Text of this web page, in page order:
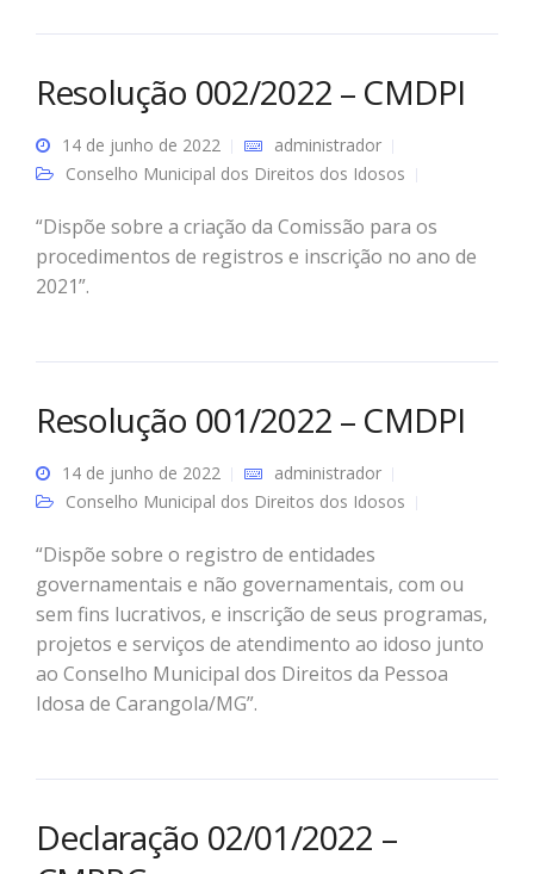
Resolução 002/2022 – CMDPI
14 de junho de 2022
administrador
Conselho Municipal dos Direitos dos Idosos
“Dispõe sobre a criação da Comissão para os
procedimentos de registros e inscrição no ano de
2021”.
Resolução 001/2022 – CMDPI
14 de junho de 2022
administrador
Conselho Municipal dos Direitos dos Idosos
“Dispõe sobre o registro de entidades
governamentais e não governamentais, com ou
sem fins lucrativos, e inscrição de seus programas,
projetos e serviços de atendimento ao idoso junto
ao Conselho Municipal dos Direitos da Pessoa
Idosa de Carangola/MG”.
Declaração 02/01/2022 –